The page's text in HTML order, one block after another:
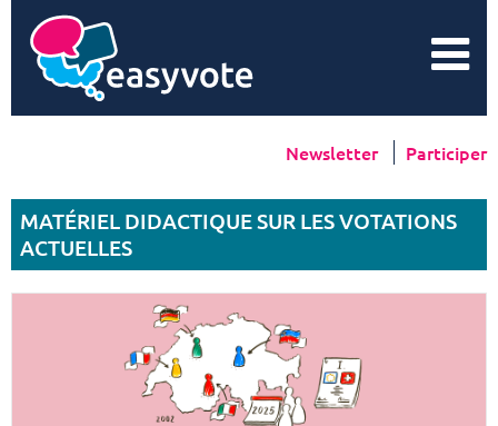
Newsletter Participer
MATÉRIEL DIDACTIQUE SUR LES VOTATIONS
ACTUELLES